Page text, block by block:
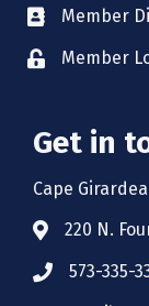
Member
Member
Get in
Cape
220 N.
573-335-